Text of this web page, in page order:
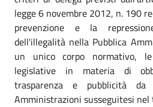
legge 6 novembre 2012, n. 190
prevenzione e la
dell'illegalità nella Pubblica
un unico corpo normativo, le
legislative in materia di
trasparenza e pubblicità da
Amministrazioni susseguitesi nel